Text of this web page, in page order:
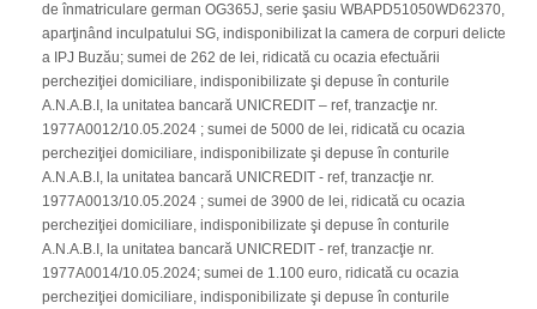
de înmatriculare german OG365J, serie şasiu WBAPD51050WD62370,
aparţinând inculpatului SG, indisponibilizat la camera de corpuri delicte
a IPJ Buzău; sumei de 262 de lei, ridicată cu ocazia efectuării
percheziţiei domiciliare, indisponibilizate şi depuse în conturile
A.N.A.B.I, la unitatea bancară UNICREDIT – ref, tranzacţie nr.
1977A0012/10.05.2024 ; sumei de 5000 de lei, ridicată cu ocazia
percheziţiei domiciliare, indisponibilizate şi depuse în conturile
A.N.A.B.I, la unitatea bancară UNICREDIT - ref, tranzacţie nr.
1977A0013/10.05.2024 ; sumei de 3900 de lei, ridicată cu ocazia
percheziţiei domiciliare, indisponibilizate şi depuse în conturile
A.N.A.B.I, la unitatea bancară UNICREDIT - ref, tranzacţie nr.
1977A0014/10.05.2024; sumei de 1.100 euro, ridicată cu ocazia
percheziţiei domiciliare, indisponibilizate şi depuse în conturile